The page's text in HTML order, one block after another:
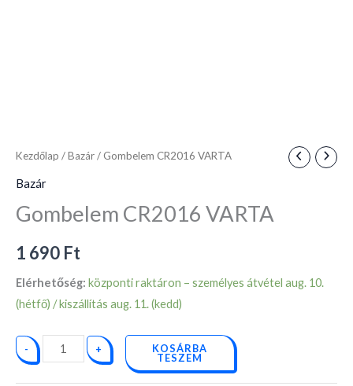
Kezdőlap /Bazár/ Gombelem CR2016 VARTA
Bazár
Gombelem CR2016 VARTA
1 690 Ft
Elérhetőség: központi raktáron – személyes átvétel aug. 10.
(hétfő) / kiszállítás aug. 11. (kedd)
- + KOSÁRBA
TESZEM